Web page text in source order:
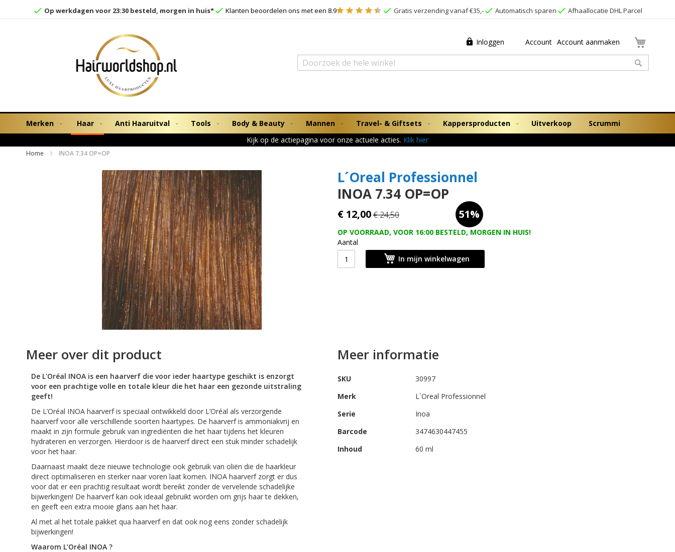
Op werkdagen voor 23:30 besteld, morgen in huis* Klanten beoordelen ons met een 8.9 Gratis verzending vanaf €35,- Automatisch sparen Afhaallocatie DHL Parcel
Inloggen Account Account aanmaken
Zoek
Merken Haar Anti Haaruitval Tools Body & Beauty Mannen Travel- & Giftsets Kappersproducten Uitverkoop
Scrummi
Kijk op de actiepagina voor onze actuele acties. Klik hier
Home INOA 7.34 OP=OP
L´Oreal Professionnel
INOA 7.34 OP=OP
€ 12,00€ 24,50 51%
OP VOORRAAD, VOOR 16:00 BESTELD, MORGEN IN HUIS!
Aantal
In mijn winkelwagen
naar
het
van
de
afbeeldingen-
gallerij
Meer over dit product
De L'Oréal INOA is een haarverf die voor ieder haartype geschikt is enzorgt
voor een prachtige volle en totale kleur die het haar een gezonde uitstraling
geeft!
De L’Oréal INOA haarverf is speciaal ontwikkeld door L’Oréal als verzorgende
haarverf voor alle verschillende soorten haartypes. De haarverf is ammoniakvrij en
maakt in zijn formule gebruik van ingrediënten die het haar tijdens het kleuren
hydrateren en verzorgen. Hierdoor is de haarverf direct een stuk minder schadelijk
voor het haar.
Daarnaast maakt deze nieuwe technologie ook gebruik van oliën die de haarkleur
direct optimaliseren en sterker naar voren laat komen. INOA haarverf zorgt er dus
voor dat er een prachtig resultaat wordt bereikt zonder de vervelende schadelijke
bijwerkingen! De haarverf kan ook ideaal gebruikt worden om grijs haar te dekken,
en geeft een extra mooie glans aan het haar.
Al met al het totale pakket qua haarverf en dat ook nog eens zonder schadelijk
bijwerkingen!
Waarom L’Oréal INOA ?
Meer informatie
SKU
30997
Merk
L´Oreal Professionnel
Serie
Inoa
Barcode
3474630447455
Inhoud
60 ml